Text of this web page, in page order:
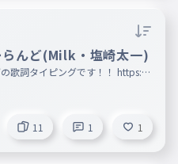
らんど(Milk・塩崎太一)
歌詞タイピングです！！ https://
めっちゃはまってる！！ Milk
〜？
11 1 1